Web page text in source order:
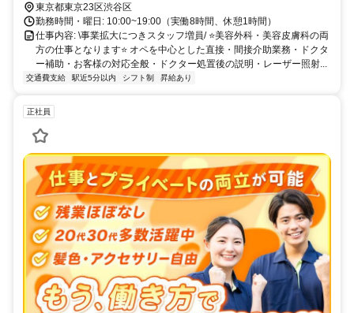
東京都東京23区渋谷区
勤務時間・曜日: 10:00~19:00（実働8時間、休憩1時間）
仕事内容: \事業拡大につきスタッフ増員/ ⭐美容外科・美容皮膚科の両
方の仕事となります⭐ オペを中心とした直接・間接介助業務・ドクタ
ー補助・お客様の対応全般・ドクター処置後の説明・レーザー照射...
交通費支給 駅近5分以内 シフト制 昇給あり
正社員